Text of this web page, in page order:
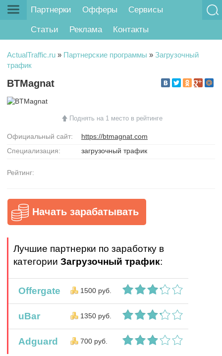
Партнерки Офферы Сервисы
Статьи Реклама Контакты
ActualTraffic.ru » Партнерские программы » Загрузочный
трафик
BTMagnat
Поднять на 1 место в рейтинге
Официальный сайт:
https://btmagnat.com
Специализация:
загрузочный трафик
Рейтинг:
Начать зарабатывать
Лучшие партнерки по заработку в
категории Загрузочный трафик:
Offergate 1500 руб.
uBar 1350 руб.
Adguard 700 руб.